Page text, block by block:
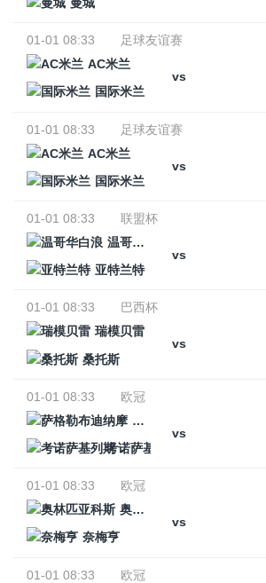
01-01 08:33
足球友谊赛
AC米兰
vs
国际米兰
01-01 08:33
足球友谊赛
AC米兰
vs
国际米兰
01-01 08:33
联盟杯
温哥华白浪
vs
亚特兰特
01-01 08:33
巴西杯
瑞模贝雷
vs
桑托斯
01-01 08:33
欧冠
萨格勒布迪纳摩
vs
考诺萨基列斯
01-01 08:33
欧冠
奥林匹亚科斯
vs
奈梅亨
01-01 08:33
欧冠